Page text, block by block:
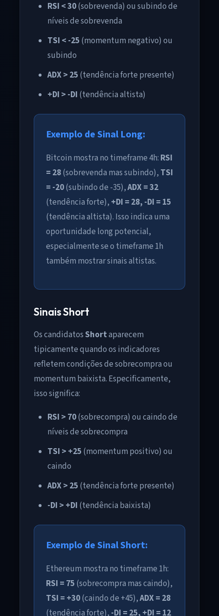
RSI < 30(sobrevenda) ou subindo de
níveis de sobrevenda
TSI < -25 (momentum negativo) ou
subindo
ADX > 25 (tendência forte presente)
+DI > -DI (tendência altista)
Exemplo de Sinal Long:
Bitcoin mostra no timeframe 4h: RSI
= 28(sobrevenda mas subindo), TSI
= -20(subindo de -35),ADX = 32
(tendência forte), +DI = 28, -DI = 15
(tendência altista). Isso indica uma
oportunidade long potencial,
especialmente se o timeframe 1h
também mostrar sinais altistas.
Sinais Short
Os candidatosShortaparecem
tipicamente quando os indicadores
refletem condições de sobrecompra ou
momentum baixista. Especificamente,
isso significa:
RSI > 70(sobrecompra) ou caindo de
níveis de sobrecompra
TSI > +25 (momentum positivo) ou
caindo
ADX > 25 (tendência forte presente)
-DI > +DI (tendência baixista)
Exemplo de Sinal Short:
Ethereum mostra no timeframe 1h:
RSI = 75 (sobrecompra mas caindo),
TSI = +30(caindo de +45),ADX = 28
(tendência forte), -DI = 25, +DI = 12